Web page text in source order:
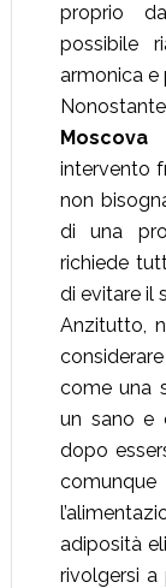
proprio
possibile
armonica e
Moscova
intervento
non
di una
richiede
di evitare il
Anzitutto,
come una
un sano e
dopo
adiposità
rivolgersi a